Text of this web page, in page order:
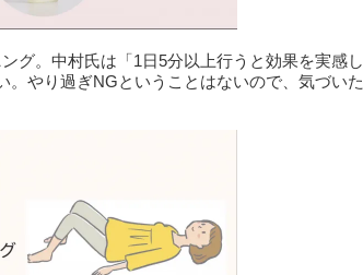
グ。中村氏は「1日5分以上行うと効果を実感し
やり過ぎNGということはないので、気づいた